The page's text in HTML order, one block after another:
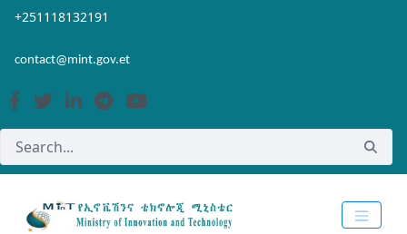
Skip to Main Content
Open Accessibility Menu
+251118132191
contact@mint.gov.et